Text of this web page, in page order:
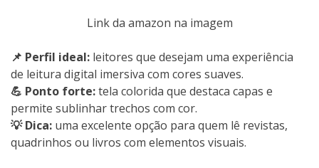
Link da amazon na imagem
📌 Perfil ideal: leitores que desejam uma experiência
de leitura digital imersiva com cores suaves.
💪 Ponto forte:tela colorida que destaca capas e
permite sublinhar trechos com cor.
💡 Dica: uma excelente opção para quem lê revistas,
quadrinhos ou livros com elementos visuais.